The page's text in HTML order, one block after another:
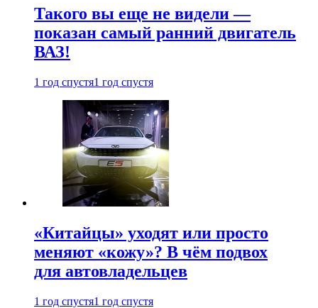
Такого вы еще не видели —
показан самый ранний двигатель
ВАЗ!
1 год спустя1 год спустя
«Китайцы» уходят или просто
меняют «кожу»? В чём подвох
для автовладельцев
1 год спустя1 год спустя